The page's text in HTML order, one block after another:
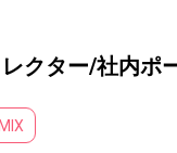
クター/社内